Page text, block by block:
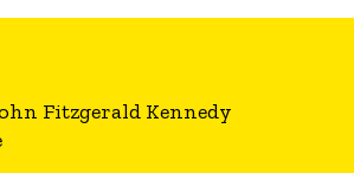
Fitzgerald Kennedy